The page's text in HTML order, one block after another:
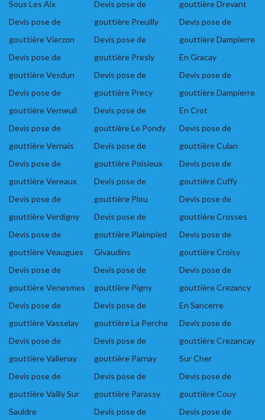
Sous Les Aix
Devis pose de
gouttière Vierzon
Devis pose de
gouttière Vesdun
Devis pose de
gouttière Verneuil
Devis pose de
gouttière Vernais
Devis pose de
gouttière Vereaux
Devis pose de
gouttière Verdigny
Devis pose de
gouttière Veaugues
Devis pose de
gouttière Venesmes
Devis pose de
gouttière Vasselay
Devis pose de
gouttière Vallenay
Devis pose de
gouttière Vailly Sur
Sauldre
Devis pose de
gouttière Preuilly
Devis pose de
gouttière Presly
Devis pose de
gouttière Precy
Devis pose de
gouttière Le Pondy
Devis pose de
gouttière Poisieux
Devis pose de
gouttière Plou
Devis pose de
gouttière Plaimpied
Givaudins
Devis pose de
gouttière Pigny
Devis pose de
gouttière La Perche
Devis pose de
gouttière Parnay
Devis pose de
gouttière Parassy
Devis pose de
gouttière Drevant
Devis pose de
gouttière Dampierre
En Gracay
Devis pose de
gouttière Dampierre
En Crot
Devis pose de
gouttière Culan
Devis pose de
gouttière Cuffy
Devis pose de
gouttière Crosses
Devis pose de
gouttière Croisy
Devis pose de
gouttière Crezancy
En Sancerre
Devis pose de
gouttière Crezancay
Sur Cher
Devis pose de
gouttière Couy
Devis pose de